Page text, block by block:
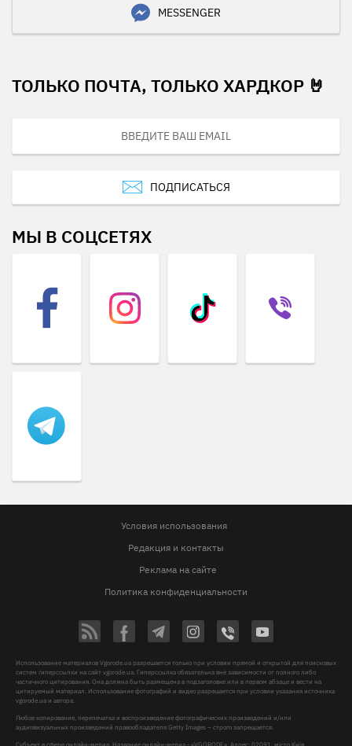
MESSENGER
ТОЛЬКО ПОЧТА, ТОЛЬКО ХАРДКОР 🤘
ПОДПИСАТЬСЯ
МЫ В СОЦСЕТЯХ
Условия использования
Редакция и контакты
Реклама на сайте
Политика конфиденциальности
Использование материалов Vgorode.ua разрешается только при условии прямой и открытой для поисковых
систем гиперссылки на сайт vgorode.ua. Гиперссылка обязательна вне зависимости от полного либо
частичного цитирования. Она должна быть размещена в подзаголовке или в первом абзаце и вести на
цитируемый материал. Использование фотографий и видео разрешается при условии указания источника
vgorode.ua и автора.
Любое копирование, перепечатка и воспроизведение фотографических произведений и/или
аудиовизуальных произведений правообладателя Getty Images – строго запрещается.
Субъект в сфере онлайн-медиа, Название онлайн-медиа - «VGORODE», Адрес: 02091, місто Київ,